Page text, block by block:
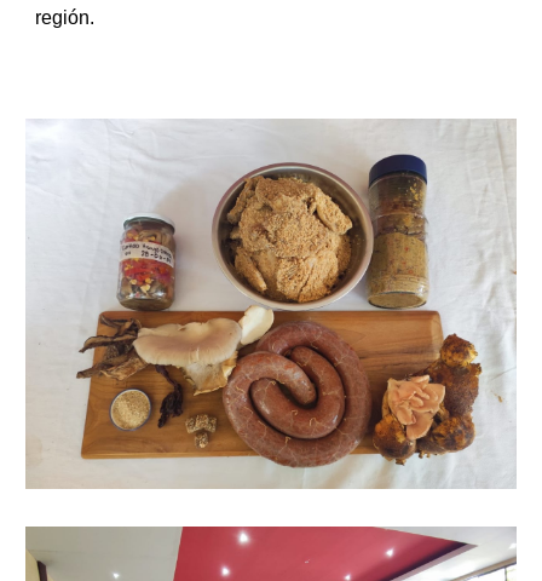
región.